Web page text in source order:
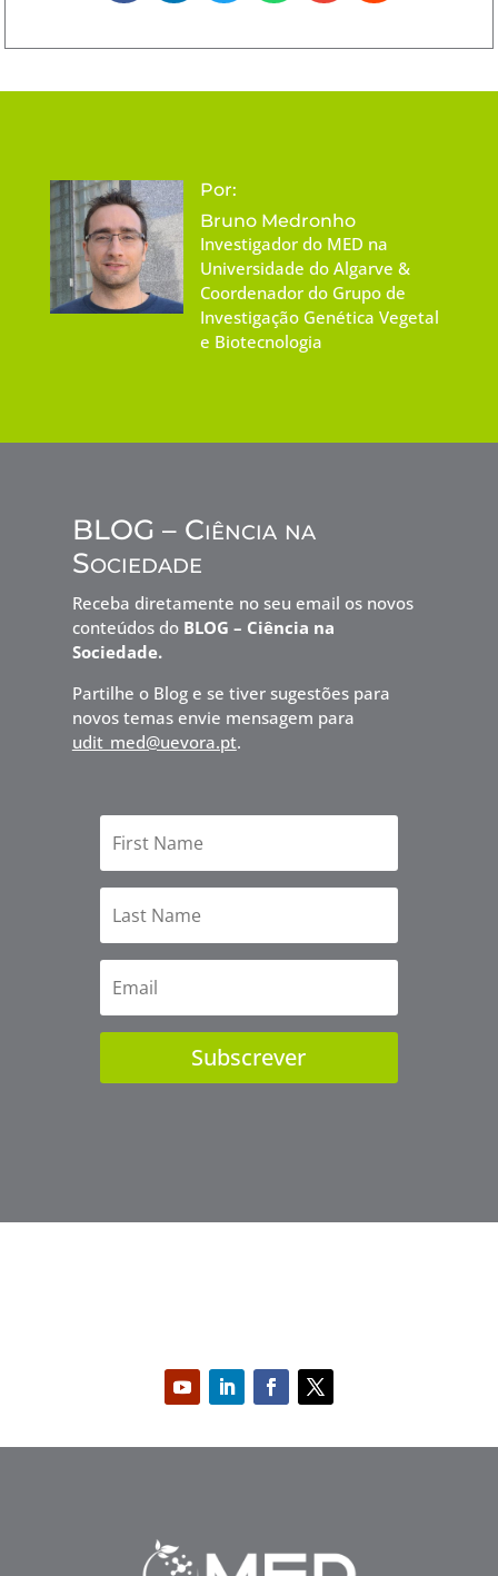
Por:
Bruno Medronho
Investigador do MED na
Universidade do Algarve &
Coordenador do Grupo de
Investigação Genética Vegetal
e Biotecnologia
BLOG – Ciência na
Sociedade
Receba diretamente no seu email os novos
conteúdos do BLOG – Ciência na
Sociedade.
Partilhe o Blog e se tiver sugestões para
novos temas envie mensagem para
udit_med@uevora.pt.
Subscrever